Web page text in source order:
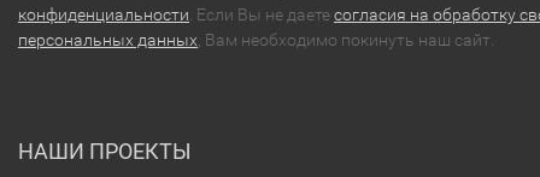
конфиденциальности . Если Вы не даетесогласия на обработку
персональных данных , Вам необходимо покинуть наш сайт.
НАШИ ПРОЕКТЫ